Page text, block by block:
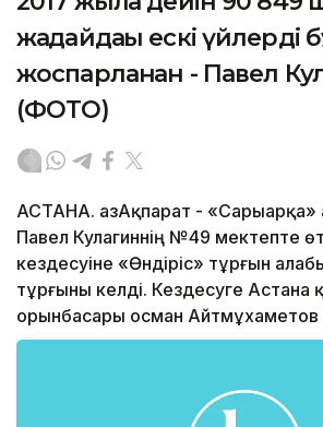
жағдайдағы ескі үйлерді
жоспарланған - Павел
(ФОТО)
АСТАНА. ҚазАқпарат - «Сарыарқа»
Павел Кулагиннің №49 мектепте
кездесуіне «Өндіріс» тұрғын
тұрғыны келді. Кездесуге Астана
орынбасары Қосман